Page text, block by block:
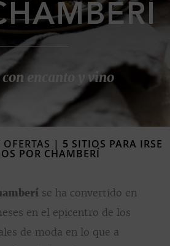
con encanto y vino
| 5 SITIOS PARA IRSE
POR CHAMBERÍ
se ha convertido en
en el epicentro de los
de moda en lo que a